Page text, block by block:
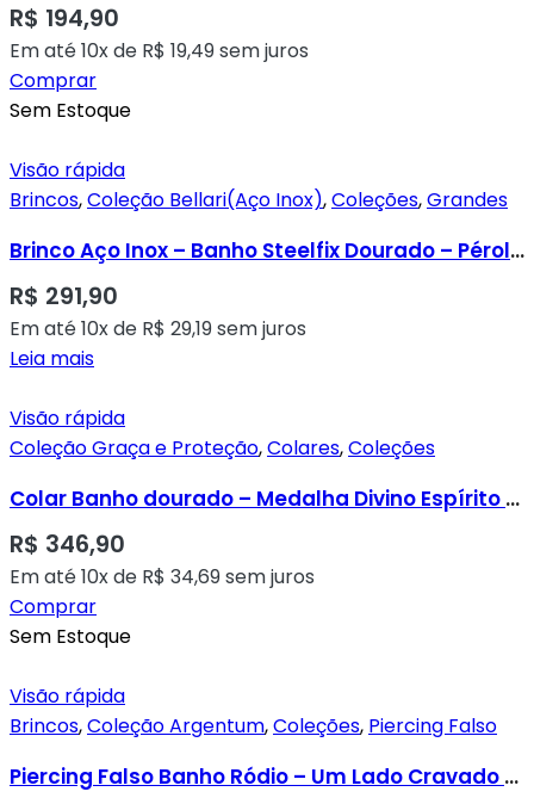
R$ 194,90
Em até 10x de R$ 19,49sem juros
Comprar
Sem Estoque
Visão rápida
Brincos,Coleção Bellari(Aço Inox),Coleções,Grandes
Brinco Aço Inox – Banho Steelfix Dourado – Pérola Sheel Branca
R$ 291,90
Em até 10x de R$ 29,19sem juros
Leia mais
Visão rápida
Coleção Graça e Proteção,Colares,Coleções
Colar Banho dourado – Medalha Divino Espírito Santo Cravada em Micro Zircônias Transparentes
R$ 346,90
Em até 10x de R$ 34,69sem juros
Comprar
Sem Estoque
Visão rápida
Brincos,Coleção Argentum,Coleções, Piercing Falso
Piercing Falso Banho Ródio – Um Lado Cravado e Um Liso